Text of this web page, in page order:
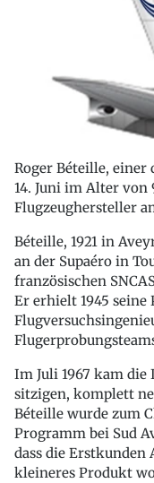
Roger Béteille,
14. Juni im Alter von
Flugzeughersteller
Béteille, 1921 in
an der Supaéro in
französischen
Er erhielt 1945 seine
Im Juli 1967 kam
sitzigen, komplett
Béteille wurde zum
Programm bei Sud
dass die Erstkunden
kleineres Produkt